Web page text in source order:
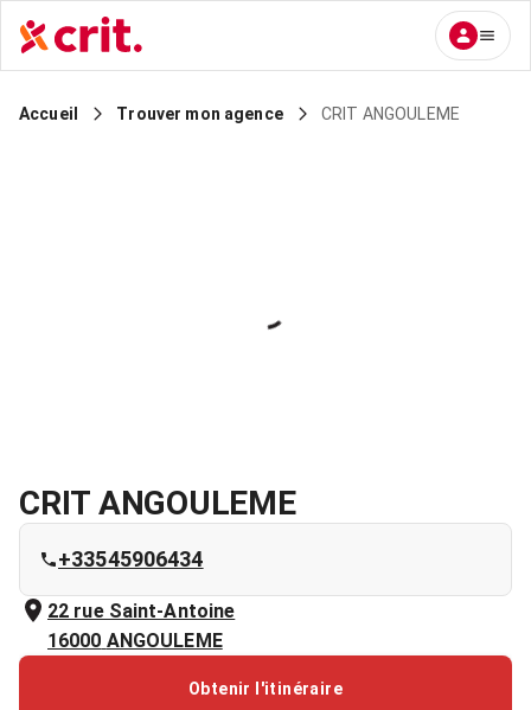
Accueil Trouver mon agence CRIT ANGOULEME
CRIT ANGOULEME
+33545906434
22 rue Saint-Antoine
16000 ANGOULEME
Obtenir l'itinéraire